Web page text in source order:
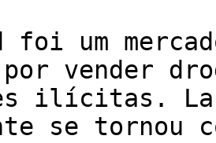
foi um
por vender
ilícitas.
se tornou